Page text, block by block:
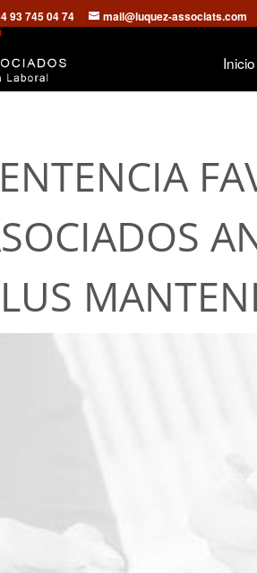
93 745 04 74 mail@luquez-associats.com
Inicio